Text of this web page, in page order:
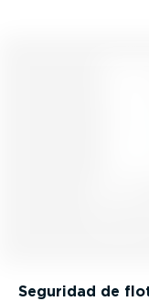
Seguridad de